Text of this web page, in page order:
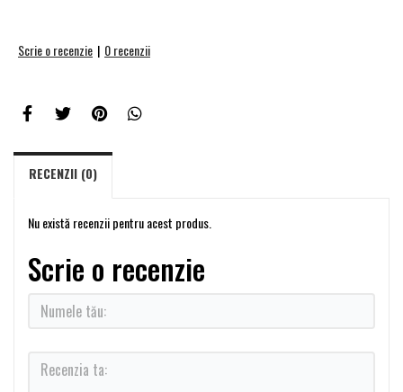
Scrie o recenzie | 0 recenzii
RECENZII (0)
Nu există recenzii pentru acest produs.
Scrie o recenzie